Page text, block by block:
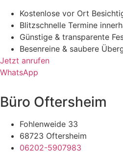
Kostenlose vor Ort
Blitzschnelle Termine
Günstige & transparente
Besenreine & saubere
Jetzt anrufen
WhatsApp
Büro Oftersheim
Fohlenweide 33
68723 Oftersheim
06202-5907983